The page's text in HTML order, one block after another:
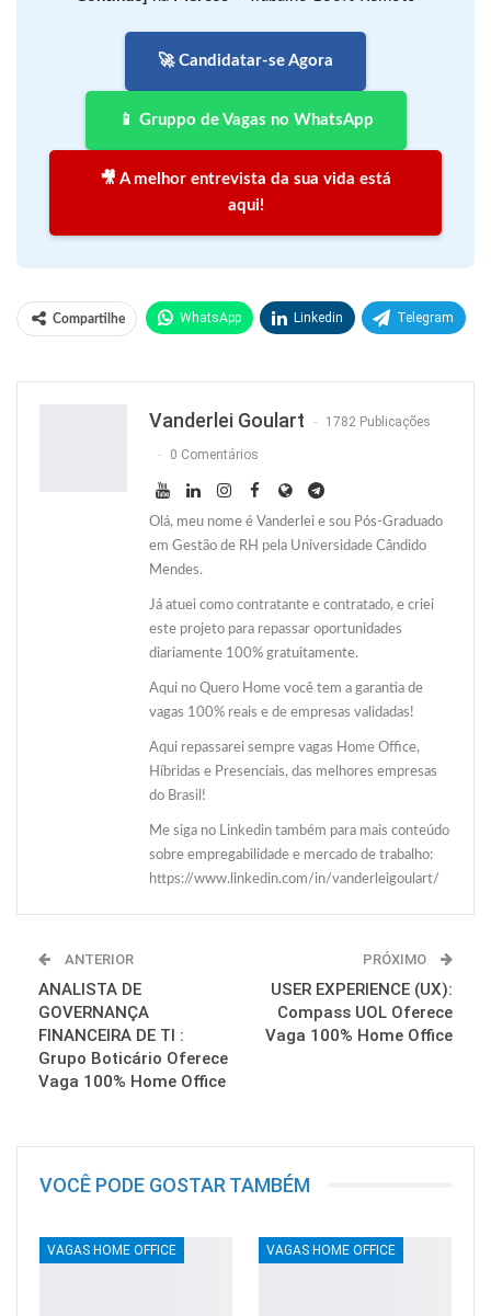
🚀 Candidatar-se Agora
📱 Gruppo de Vagas no WhatsApp
🎥 A melhor entrevista da sua vida está
aqui!
Compartilhe WhatsApp Linkedin Telegram
Vanderlei Goulart 1782 Publicações
0 Comentários
Olá, meu nome é Vanderlei e sou Pós-Graduado
em Gestão de RH pela Universidade Cândido
Mendes.
Já atuei como contratante e contratado, e criei
este projeto para repassar oportunidades
diariamente 100% gratuitamente.
Aqui no Quero Home você tem a garantia de
vagas 100% reais e de empresas validadas!
Aqui repassarei sempre vagas Home Office,
Híbridas e Presenciais, das melhores empresas
do Brasil!
Me siga no Linkedin também para mais conteúdo
sobre empregabilidade e mercado de trabalho:
https://www.linkedin.com/in/vanderleigoulart/
ANTERIOR
ANALISTA DE
GOVERNANÇA
FINANCEIRA DE TI :
Grupo Boticário Oferece
Vaga 100% Home Office
PRÓXIMO
USER EXPERIENCE (UX):
Compass UOL Oferece
Vaga 100% Home Office
VOCÊ PODE GOSTAR TAMBÉM
VAGAS HOME OFFICE VAGAS HOME OFFICE